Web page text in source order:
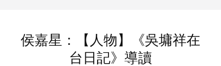
侯嘉星：【人物】《吳墉祥在
台日記》導讀